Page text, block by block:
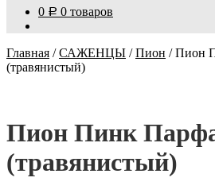
0 Р 0 товаров
Главная /САЖЕНЦЫ /Пион /Пион
(травянистый)
Пион Пинк
(травянистый)